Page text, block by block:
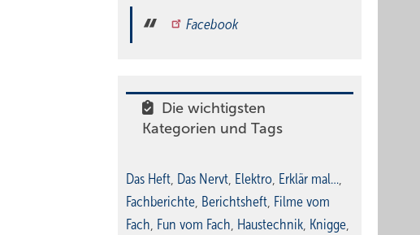
Facebook
Die wichtigsten
Kategorien und Tags
Das Heft, Das Nervt, Elektro, Erklär mal…,
Fachberichte, Berichtsheft, Filme vom
Fach, Fun vom Fach, Haustechnik, Knigge,